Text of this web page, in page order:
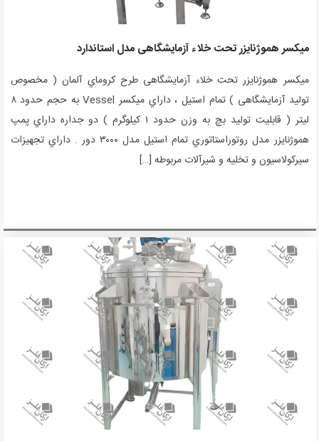
میکسر هموژنایزر تحت خلاء آزمایشگاهی مدل استاندارد
میکسر هموژنایزر تحت‌ خلاء آزمایشگاهی‌ طرح کروماي آلمان ( مخصوص
تولید آزمایشگاهی‌ ) تمام استیل‌ ، داراي میکسر Vessel به‌ حجم‌ حدود ٨
لیتر ( قابلیت‌ تولید بچ‌ به‌ وزن حدود ١ کیلوگرم ) دو جداره داراي پمپ‌
هموژنایزر مدل روتوراستاتوري تمام استیل‌ مدل ٣٠٠٠ دور . داراي تجهیزات
سیرکولاسیون و تخلیه‌ و شیرآلات مربوطه‌ […]